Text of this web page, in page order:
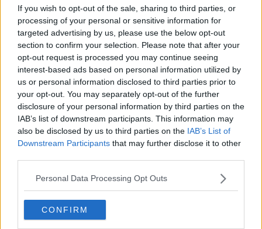
If you wish to opt-out of the sale, sharing to third parties, or
processing of your personal or sensitive information for
targeted advertising by us, please use the below opt-out
section to confirm your selection. Please note that after your
opt-out request is processed you may continue seeing
interest-based ads based on personal information utilized by
us or personal information disclosed to third parties prior to
your opt-out. You may separately opt-out of the further
disclosure of your personal information by third parties on the
IAB’s list of downstream participants. This information may
also be disclosed by us to third parties on the IAB’s List of
Downstream Participants that may further disclose it to other
Personal Data Processing Opt Outs
CONFIRM
BUONCONVENTO —I vigili del fuoco del comandi di Siena,
distaccamento di Montalcino, sono intervenuti questa mattina
alle ore 10 in località Bibbiano nel Comune di Buonconvento.
Un incidente stradale ha coinvolto un’autovettura è uscita dalla fuori
dalla sede stradacon due persone ottantenni incastrate
all'interno.